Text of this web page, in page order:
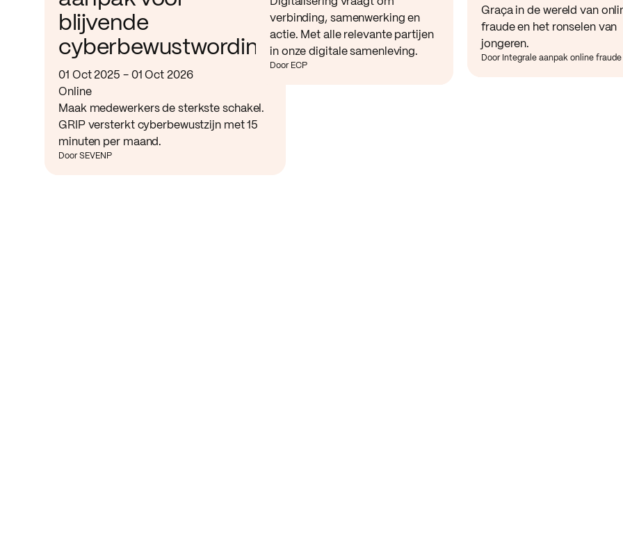
blijvende
cyberbewustwording
01 Oct 2025 - 01 Oct 2026
Online
Maak medewerkers de sterkste schakel.
GRIP versterkt cyberbewustzijn met 15
minuten per maand.
Door SEVENP
verbinding, samenwerking en
actie. Met alle relevante partijen
in onze digitale samenleving.
Door ECP
Graça in de wereld van
fraude en het ronselen van
jongeren.
Door Integrale aanpak online fraude